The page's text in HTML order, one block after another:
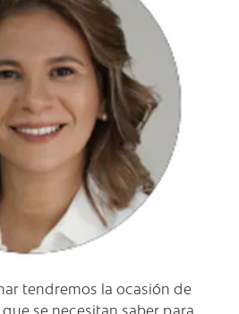
tendremos la ocasión de
se necesitan saber para